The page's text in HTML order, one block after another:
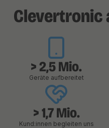
Clevertronic
> 2,5 Mio.
Geräte aufbereitet
> 1,7 Mio.
Kund:innen begleiten uns